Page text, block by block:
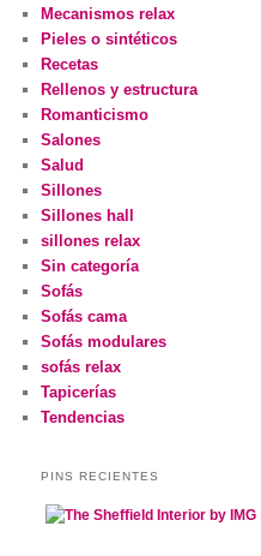
Mecanismos relax
Pieles o sintéticos
Recetas
Rellenos y estructura
Romanticismo
Salones
Salud
Sillones
Sillones hall
sillones relax
Sin categoría
Sofás
Sofás cama
Sofás modulares
sofás relax
Tapicerías
Tendencias
PINS RECIENTES